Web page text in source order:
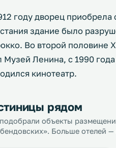
году дворец
здание было
Во второй половине
Музей Ленина, с 1990
кинотеатр.
рядом
объекты
Больше отелей —